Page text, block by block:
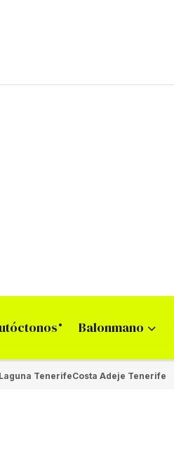
Balonmano
TenerifeCosta Adeje Tenerife